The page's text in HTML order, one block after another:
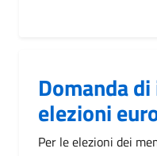
Domanda
elezioni
Per le elezioni dei